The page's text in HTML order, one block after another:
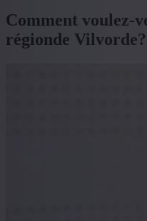
Comment voulez-
régionde Vilvorde?